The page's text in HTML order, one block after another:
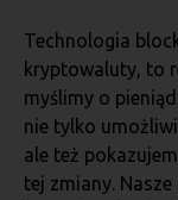
Technologia
kryptowaluty, to
myślimy o
nie tylko
ale też
tej zmiany.